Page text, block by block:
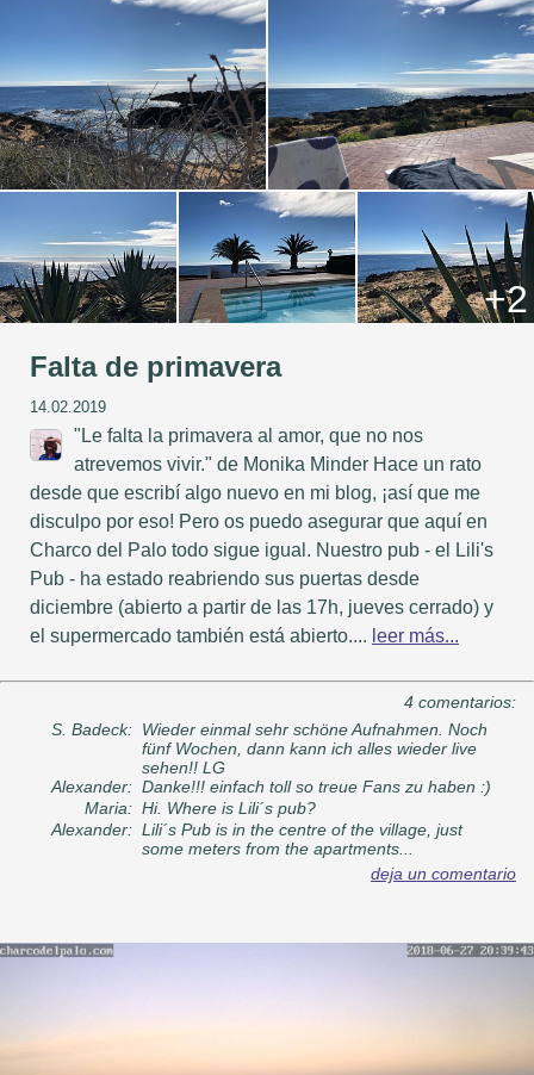
+2
Falta de primavera
14.02.2019
"Le falta la primavera al amor, que no nos
atrevemos vivir." de Monika Minder Hace un rato
desde que escribí algo nuevo en mi blog, ¡así que me
disculpo por eso! Pero os puedo asegurar que aquí en
Charco del Palo todo sigue igual. Nuestro pub - el Lili's
Pub - ha estado reabriendo sus puertas desde
diciembre (abierto a partir de las 17h, jueves cerrado) y
el supermercado también está abierto.... leer más...
4 comentarios:
S. Badeck: Wieder einmal sehr schöne Aufnahmen. Noch
fünf Wochen, dann kann ich alles wieder live
sehen!! LG
Alexander: Danke!!! einfach toll so treue Fans zu haben :)
Maria: Hi. Where is Lili´s pub?
Alexander: Lili´s Pub is in the centre of the village, just
some meters from the apartments...
deja un comentario